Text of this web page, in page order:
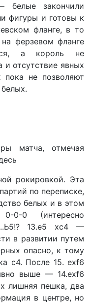
белые закончили
фигуры и готовы к
фланге, в то
ферзевом фланге
а король не
и отсутствие явных
пока не позволяют
матча, отмечая
рокировкой. Эта
по переписке,
белых и в этом
0-0 (интересно
13.е5 хс4 —
в развитии путем
опасно, к тому
с4. После 15. exf6
выше — 14.exf6
лиш­няя пешка, два
в центре, но